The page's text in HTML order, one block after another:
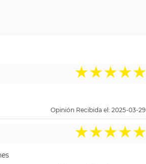
★★★★★
Opinión Recibida el: 2025-03-29
★★★★★